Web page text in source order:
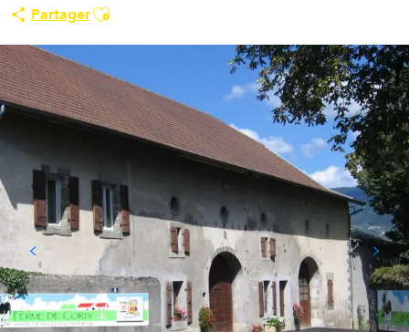
PartagerAjouter aux favoris